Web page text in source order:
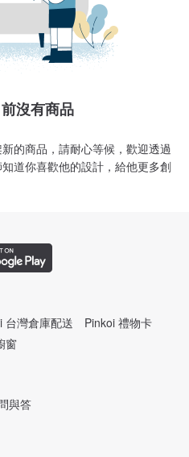
沒有商品
的商品，請耐心等候，歡迎透過
道你喜歡他的設計，給他更多創
台灣倉庫配送
Pinkoi 禮物卡
窗
與答